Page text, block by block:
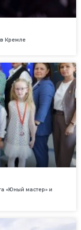
Кремле
«Юный мастер» и